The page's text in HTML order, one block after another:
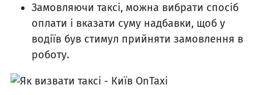
Замовляючи таксі, можна вибрати спосіб
оплати і вказати суму надбавки, щоб у
водіїв був стимул прийняти замовлення в
роботу.